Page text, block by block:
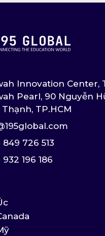
Innovation Center,
Pearl, 90 Nguyễn
TP.HCM
849 726 513
932 196 186